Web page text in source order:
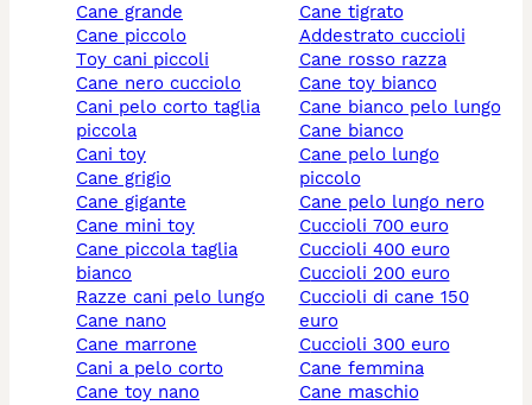
cane grande
cane piccolo
toy cani piccoli
cane nero cucciolo
cani pelo corto taglia
piccola
cani toy
cane grigio
cane gigante
cane mini toy
cane piccola taglia
bianco
razze cani pelo lungo
cane nano
cane marrone
cani a pelo corto
cane toy nano
cane tigrato
addestrato cuccioli
cane rosso razza
cane toy bianco
cane bianco pelo lungo
cane bianco
cane pelo lungo
piccolo
cane pelo lungo nero
cuccioli 700 euro
cuccioli 400 euro
cuccioli 200 euro
cuccioli di cane 150
euro
cuccioli 300 euro
cane femmina
cane maschio